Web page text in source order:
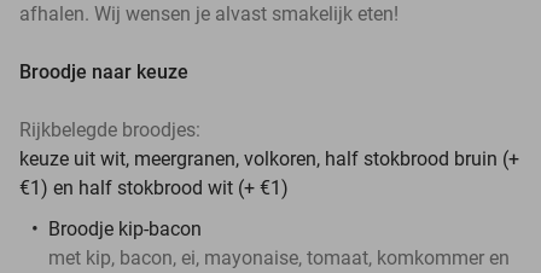
afhalen. Wij wensen je alvast smakelijk eten!
Broodje naar keuze
Rijkbelegde broodjes:
keuze uit wit, meergranen, volkoren, half stokbrood bruin (+
€1) en half stokbrood wit (+ €1)
Broodje kip-bacon
met kip, bacon, ei, mayonaise, tomaat, komkommer en